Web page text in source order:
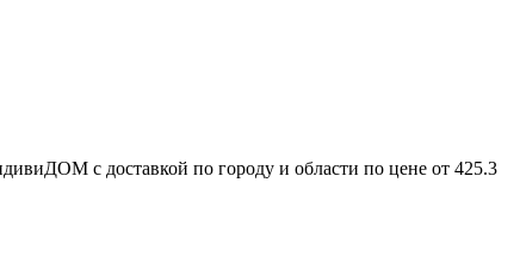
с доставкой по городу и области по цене от 425.3